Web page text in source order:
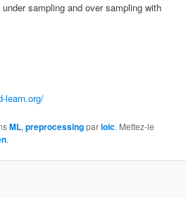
sampling and over sampling with
learn.org/
ML,preprocessingparloic. Mettez-le
.